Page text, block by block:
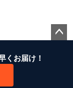
くお届け！